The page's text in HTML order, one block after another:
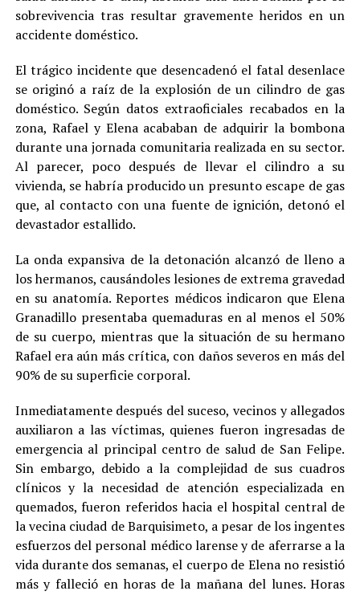
sobrevivencia tras resultar gravemente heridos en un
accidente doméstico.
El trágico incidente que desencadenó el fatal desenlace
se originó a raíz de la explosión de un cilindro de gas
doméstico. Según datos extraoficiales recabados en la
zona, Rafael y Elena acababan de adquirir la bombona
durante una jornada comunitaria realizada en su sector.
Al parecer, poco después de llevar el cilindro a su
vivienda, se habría producido un presunto escape de gas
que, al contacto con una fuente de ignición, detonó el
devastador estallido.
La onda expansiva de la detonación alcanzó de lleno a
los hermanos, causándoles lesiones de extrema gravedad
en su anatomía. Reportes médicos indicaron que Elena
Granadillo presentaba quemaduras en al menos el 50%
de su cuerpo, mientras que la situación de su hermano
Rafael era aún más crítica, con daños severos en más del
90% de su superficie corporal.
Inmediatamente después del suceso, vecinos y allegados
auxiliaron a las víctimas, quienes fueron ingresadas de
emergencia al principal centro de salud de San Felipe.
Sin embargo, debido a la complejidad de sus cuadros
clínicos y la necesidad de atención especializada en
quemados, fueron referidos hacia el hospital central de
la vecina ciudad de Barquisimeto, a pesar de los ingentes
esfuerzos del personal médico larense y de aferrarse a la
vida durante dos semanas, el cuerpo de Elena no resistió
más y falleció en horas de la mañana del lunes. Horas